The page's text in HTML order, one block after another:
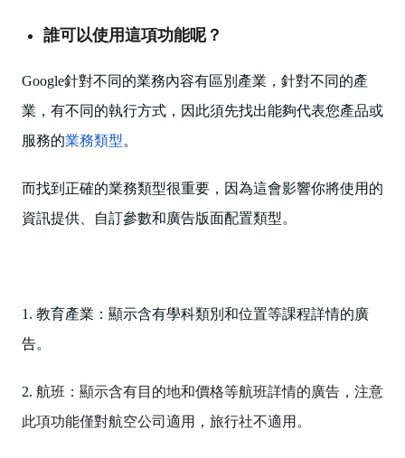
誰可以使用這項功能呢？
Google針對不同的業務內容有區別產業，針對不同的產
業，有不同的執行方式，因此須先找出能夠代表您產品或
服務的業務類型。
而找到正確的業務類型很重要，因為這會影響你將使用的
資訊提供、自訂參數和廣告版面配置類型。
1. 教育產業：顯示含有學科類別和位置等課程詳情的廣
告。
2. 航班：顯示含有目的地和價格等航班詳情的廣告，注意
此項功能僅對航空公司適用，旅行社不適用。